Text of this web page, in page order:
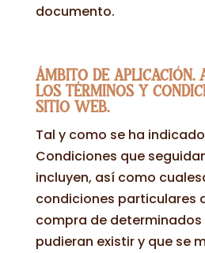
documento.
ÁMBITO DE APLICACIÓN.
LOS TÉRMINOS Y
SITIO WEB.
Tal y como se ha
Condiciones que
incluyen, así como
condiciones particulares
compra de
pudieran existir y que se